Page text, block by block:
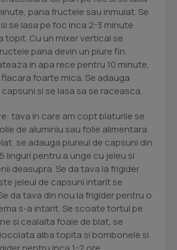
pana fructele sau inmuiat. Se
se lasa pe foc inca 2-3 minute
topit. Cu un mixer vertical se
pana devin un piure fin.
in apa rece pentru 10 minute,
foarte mica. Se adauga
si se lasa sa se raceasca.
tava in care am copt blaturile se
de aluminiu sau folie alimentara.
se adauga piureul de capsuni din
linguri pentru a unge cu jeleu si
deasupra. Se da tava la frigider
jeleul de capsuni intarit se
da tava din nou la frigider pentru o
s-a intarit. Se scoate tortul pe
si cealalta foaie de blat, se
alba topita si bombonele si